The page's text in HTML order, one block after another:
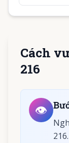
Cách
216
👁️